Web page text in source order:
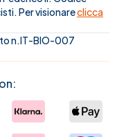
Per visionareclicca
n.IT-BIO-007